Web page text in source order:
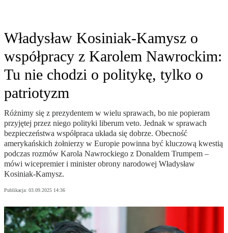
Władysław Kosiniak-Kamysz o
współpracy z Karolem Nawrockim:
Tu nie chodzi o politykę, tylko o
patriotyzm
Różnimy się z prezydentem w wielu sprawach, bo nie popieram
przyjętej przez niego polityki liberum veto. Jednak w sprawach
bezpieczeństwa współpraca układa się dobrze. Obecność
amerykańskich żołnierzy w Europie powinna być kluczową kwestią
podczas rozmów Karola Nawrockiego z Donaldem Trumpem –
mówi wicepremier i minister obrony narodowej Władysław
Kosiniak-Kamysz.
Publikacja: 03.09.2025 14:36